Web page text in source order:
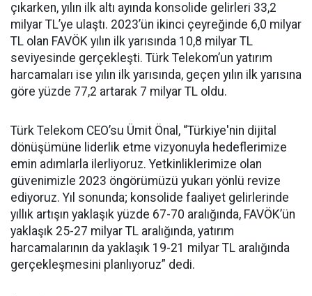
çıkarken, yılın ilk altı ayında konsolide gelirleri 33,2
milyar TL’ye ulaştı. 2023’ün ikinci çeyreğinde 6,0 milyar
TL olan FAVÖK yılın ilk yarısında 10,8 milyar TL
seviyesinde gerçekleşti. Türk Telekom’un yatırım
harcamaları ise yılın ilk yarısında, geçen yılın ilk yarısına
göre yüzde 77,2 artarak 7 milyar TL oldu.
Türk Telekom CEO’su Ümit Önal, “Türkiye'nin dijital
dönüşümüne liderlik etme vizyonuyla hedeflerimize
emin adımlarla ilerliyoruz. Yetkinliklerimize olan
güvenimizle 2023 öngörümüzü yukarı yönlü revize
ediyoruz. Yıl sonunda; konsolide faaliyet gelirlerinde
yıllık artışın yaklaşık yüzde 67-70 aralığında, FAVÖK’ün
yaklaşık 25-27 milyar TL aralığında, yatırım
harcamalarının da yaklaşık 19-21 milyar TL aralığında
gerçekleşmesini planlıyoruz” dedi.